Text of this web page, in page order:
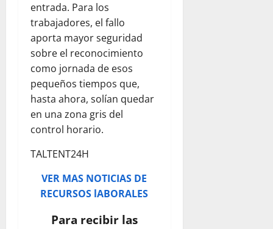
entrada. Para los
trabajadores, el fallo
aporta mayor seguridad
sobre el reconocimiento
como jornada de esos
pequeños tiempos que,
hasta ahora, solían quedar
en una zona gris del
control horario.
TALTENT24H
VER MAS NOTICIAS DE
RECURSOS lABORALES
Para recibir las